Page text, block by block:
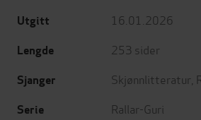
Utgitt 16.01.2026
Lengde 253 sider
Sjanger Skjønnlitteratur
Serie Rallar-Guri